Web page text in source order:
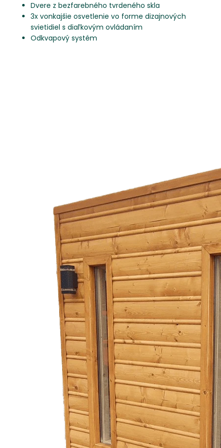
Dvere z bezfarebného tvrdeného skla
3x vonkajšie osvetlenie vo forme dizajnových
svietidiel s diaľkovým ovládaním
Odkvapový systém